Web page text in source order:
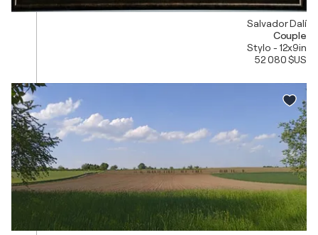
Salvador Dalí
Couple
Stylo - 12x9in
52 080 $US